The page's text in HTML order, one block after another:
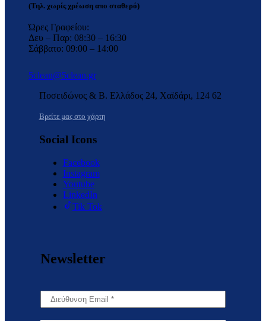
(Τηλ. χωρίς χρέωση απο σταθερό)
Ώρες Γραφείου:
Δευ – Παρ: 08:30 – 16:30
Σάββατο: 09:00 – 14:00
5clean@5clean.gr
Ποσειδώνος & Β. Ελλάδος 24, Χαϊδάρι, 124 62
Βρείτε μας στο χάρτη
Social Icons
Facebook
Instagram
Youtube
LinkedIn
Tik Tok
Newsletter